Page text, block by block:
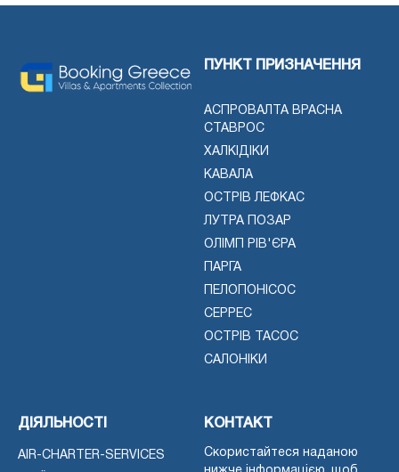
ПУНКТ ПРИЗНАЧЕННЯ
АСПРОВАЛТА ВРАСНА
СТАВРОС
ХАЛКІДІКИ
КАВАЛА
ОСТРІВ ЛЕФКАС
ЛУТРА ПОЗАР
ОЛІМП РІВ'ЄРА
ПАРГА
ПЕЛОПОНІСОС
СЕРРЕС
ОСТРІВ ТАСОС
САЛОНІКИ
ДІЯЛЬНОСТІ
AIR-CHARTER-SERVICES
КОНТАКТ
Скористайтеся наданою